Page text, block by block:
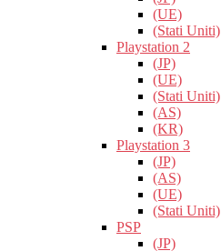
(UE)
(Stati Uniti)
Playstation 2
(JP)
(UE)
(Stati Uniti)
(AS)
(KR)
Playstation 3
(JP)
(AS)
(UE)
(Stati Uniti)
PSP
(JP)